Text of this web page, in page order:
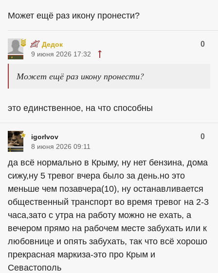
Может ещё раз икону пронести?
Дедок 0
9 июня 2026 17:32
Может ещё раз икону пронести?
это единственное, на что способны
igorlvov 0
8 июня 2026 09:11
да всё нормально в Крыму, ну нет бензина, дома
сижу,ну 5 тревог вчера было за день.но это
меньше чем позавчера(10), ну останавливается
общественный транспорт во время тревог на 2-3
часа,зато с утра на работу можно не ехать, а
вечером прямо на рабочем месте забухать или к
любовнице и опять забухать, так что всё хорошо
прекрасная маркиза-это про Крым и
Севастополь